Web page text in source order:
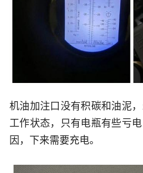
机油加注口没有积碳和油泥
工作状态，只有电瓶有些亏
因，下来需要充电。